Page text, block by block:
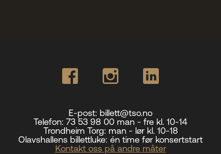
E-post: billett@tso.no
Telefon: 73 53 98 00 man - fre kl. 10-14
Trondheim Torg: man - lør kl. 10-18
Olavshallens billettluke: én time før konsertstart
Kontakt oss på andre måter